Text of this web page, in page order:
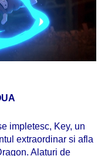
impletesc, Key, un
extraordinar si afla
Alaturi de